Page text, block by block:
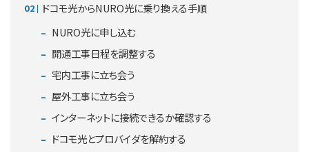
ドコモ光からNURO光に乗り換える手順
NURO光に申し込む
開通工事日程を調整する
宅内工事に立ち会う
屋外工事に立ち会う
インターネットに接続できるか確認する
ドコモ光とプロバイダを解約する